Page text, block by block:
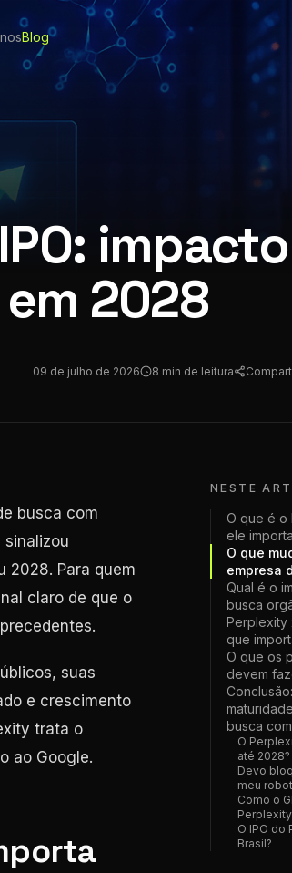
Blog
impacto
2028
09 de julho de 2026 8 min de leitura
busca com
2028. Para quem
claro de que o
suas
e crescimento
trata o
ao Google.
NESTE
O que é o
ele
O que
empresa
Qual é o
busca
Perplexity
que
O que os
devem
busca
O
até 2028?
Devo
meu
Como o
O IPO do
Brasil?